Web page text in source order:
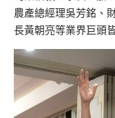
農產總經理吳芳銘、
長黃朝亮等業界巨頭